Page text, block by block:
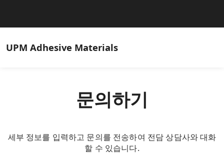
UPM Adhesive Materials
문의하기
세부 정보를 입력하고 문의를 전송하여 전담 상담사와 대화
할 수 있습니다.